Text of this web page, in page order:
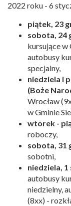
2022 roku - 6
piątek, 23
sobota, 24
kursujące w
autobusy
specjalny,
niedziela i
(Boże
Wrocław
w Gminie
wtorek -
roboczy,
sobota, 31
sobotni,
niedziela,
autobusy
niedzielny,
(8xx) -